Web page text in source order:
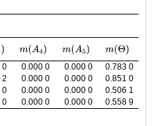
m(A4) m(A5) m(Θ)
0 0.000 0 0.000 0
0.783 0
2 0.000 0 0.000 0
0.851 0
0 0.000 0 0.000 0
0.506 1
0 0.000 0 0.000 0 0.558 9